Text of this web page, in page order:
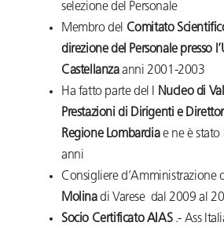
selezione del Personale
Membro del Comitato
direzione del Personale presso
Castellanzaanni 2001-2003
Ha fatto parte del I
Nucleo di
Prestazioni di Dirigenti e
Regione Lombardiae ne è stato
anni
Consigliere d’Amministrazione
Molinadi Varese dal 2009 al
Socio Certificato AIAS.- Ass